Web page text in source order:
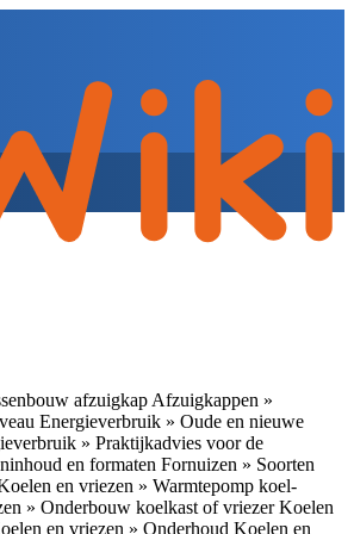
afzuigkap Afzuigkappen »
Energieverbruik » Oude en nieuwe
» Praktijkadvies voor de
en formaten Fornuizen » Soorten
en vriezen » Warmtepomp koel-
» Onderbouw koelkast of vriezerKoelen
en vriezen » Onderhoud Koelen en